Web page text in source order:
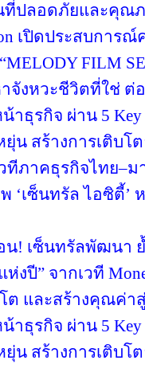
ที่ปลอดภัยและคุณ
เปิดประสบกา
FILM
จังหวะชีวิตที่ใช่ ต่
น้าธุรกิจ ผ่าน 5
น สร้างการเติบโ
ทีภาคธุรกิจไทย–ม
‘เซ็นทรัล ไอซิตี้
น! เซ็นทรัลพัฒนา
งปี” จากเวที
ต และสร้างคุณค่า
น้าธุรกิจ ผ่าน 5
น สร้างการเติบโ